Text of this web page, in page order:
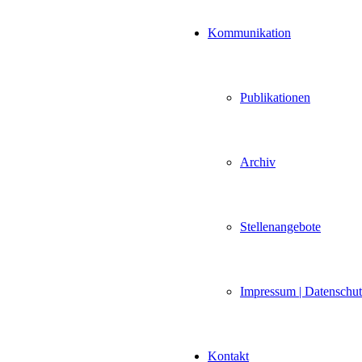
Kommunikation
Publikationen
Archiv
Stellenangebote
Impressum |
Kontakt